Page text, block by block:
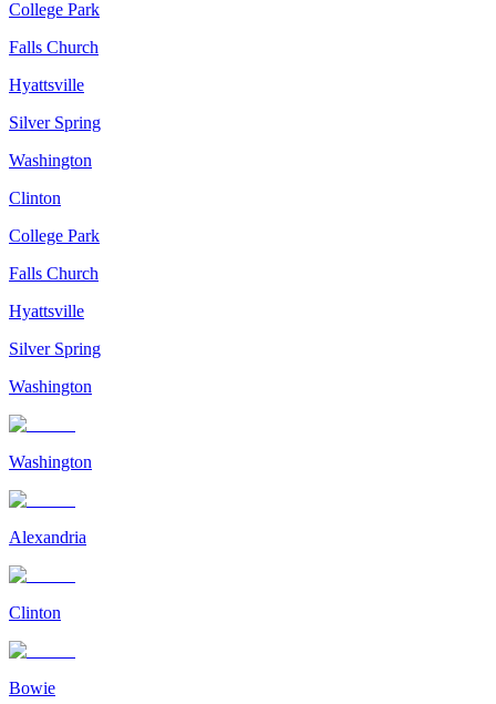
College Park
Falls Church
Hyattsville
Silver Spring
Washington
Clinton
College Park
Falls Church
Hyattsville
Silver Spring
Washington
Washington
Alexandria
Clinton
Bowie